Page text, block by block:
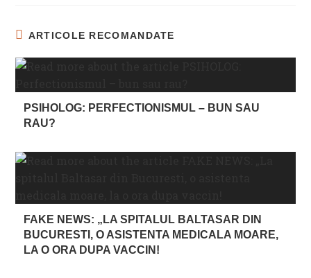
ARTICOLE RECOMANDATE
PSIHOLOG: PERFECTIONISMUL – BUN SAU
RAU?
FAKE NEWS: „LA SPITALUL BALTASAR DIN
BUCURESTI, O ASISTENTA MEDICALA MOARE,
LA O ORA DUPA VACCIN!